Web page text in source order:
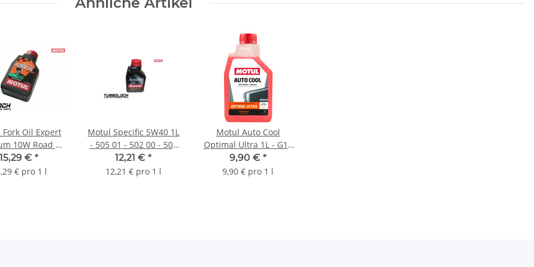
Oil Expert
10W Road &
1L - Gabelöl
Gabeln
15,29 € *
€ pro 1 l
Motul Specific 5W40 1L
- 505 01 - 502 00 - 505
00 - Audi Seat Skoda
VW PD - TDI (101573)
12,21 € *
12,21 € pro 1 l
Motul Auto Cool
Optimal Ultra 1L - G12
G12+
Kühlerfrostschutzkonzentrat
9,90 € *
9,90 € pro 1 l